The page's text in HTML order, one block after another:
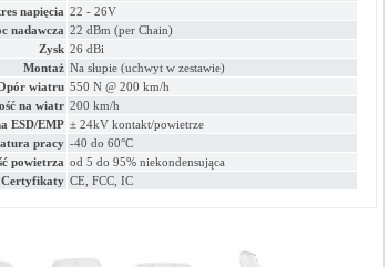
napięcia 22 - 26V
nadawcza 22 dBm (per Chain)
Zysk 26 dBi
Montaż Na słupie (uchwyt w zestawie)
wiatru 550 N @ 200 km/h
na wiatr 200 km/h
ESD/EMP ± 24kV kontakt/powietrze
pracy -40 do 60°C
powietrza od 5 do 95% niekondensująca
Certyfikaty CE, FCC, IC